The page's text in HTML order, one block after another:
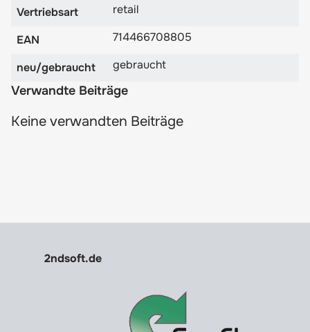
Vertriebsart retail
EAN 714466708805
neu/gebraucht gebraucht
Verwandte Beiträge
Keine verwandten Beiträge
2ndsoft.de